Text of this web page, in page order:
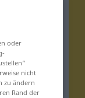
oder
nicht
zu ändern
Rand der